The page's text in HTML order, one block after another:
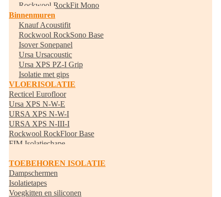
Rockwool RockFit Mono
Binnenmuren
Knauf Acoustifit
Rockwool RockSono Base
Isover Sonepanel
Ursa Ursacoustic
Ursa XPS PZ-I Grip
Isolatie met gips
VLOERISOLATIE
Recticel Eurofloor
Ursa XPS N-W-E
URSA XPS N-W-I
URSA XPS N-III-I
Rockwool RockFloor Base
FIM Isolatiechape
TOEBEHOREN ISOLATIE
Dampschermen
Isolatietapes
Voegkitten en siliconen